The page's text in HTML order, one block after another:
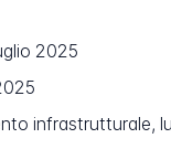
2025
infrastrutturale,